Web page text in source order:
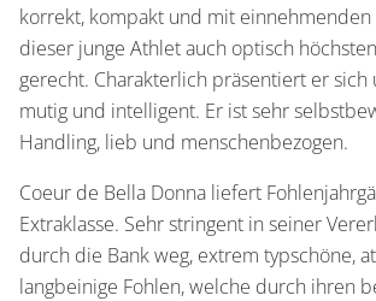
korrekt, kompakt und mit
dieser junge Athlet auch optisch
gerecht. Charakterlich präsentiert er
mutig und intelligent. Er ist sehr
Handling, lieb und menschenbezogen.
Coeur de Bella Donna liefert
Extraklasse. Sehr stringent in seiner
durch die Bank weg, extrem typschöne,
langbeinige Fohlen, welche durch ihren